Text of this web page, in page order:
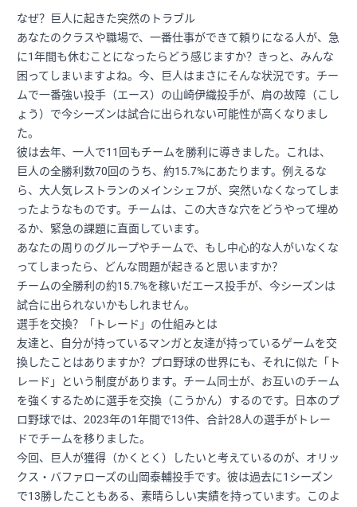
なぜ？巨人に起きた突然のトラブル
あなたのクラスや職場で、一番仕事ができて頼りになる人が、急
に1年間も休むことになったらどう感じますか？きっと、みんな
困ってしまいますよね。今、巨人はまさにそんな状況です。チー
ムで一番強い投手（エース）の山崎伊織投手が、肩の故障（こし
ょう）で今シーズンは試合に出られない可能性が高くなりまし
た。
彼は去年、一人で11回もチームを勝利に導きました。これは、
巨人の全勝利数70回のうち、約15.7%にあたります。例えるな
ら、大人気レストランのメインシェフが、突然いなくなってしま
ったようなものです。チームは、この大きな穴をどうやって埋め
るか、緊急の課題に直面しています。
あなたの周りのグループやチームで、もし中心的な人がいなくな
ってしまったら、どんな問題が起きると思いますか？
チームの全勝利の約15.7%を稼いだエース投手が、今シーズンは
試合に出られないかもしれません。
選手を交換？「トレード」の仕組みとは
友達と、自分が持っているマンガと友達が持っているゲームを交
換したことはありますか？プロ野球の世界にも、それに似た「ト
レード」という制度があります。チーム同士が、お互いのチーム
を強くするために選手を交換（こうかん）するのです。日本のプ
ロ野球では、2023年の1年間で13件、合計28人の選手がトレー
ドでチームを移りました。
今回、巨人が獲得（かくとく）したいと考えているのが、オリッ
クス・バファローズの山岡泰輔投手です。彼は過去に1シーズン
で13勝したこともある、素晴らしい実績を持っています。このよ